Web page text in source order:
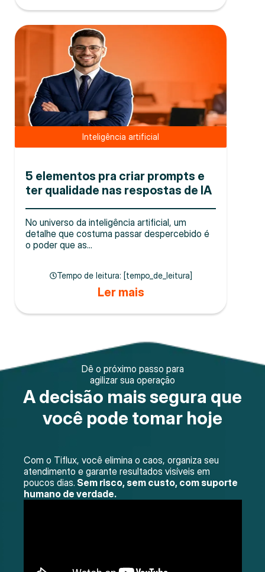
Inteligência artificial
5 elementos pra criar prompts e
ter qualidade nas respostas de IA
No universo da inteligência artificial, um
detalhe que costuma passar despercebido é
o poder que as...
Tempo de leitura: [tempo_de_leitura]
Ler mais
Dê o próximo passo para
agilizar sua operação
A decisão mais segura que
você pode tomar hoje
Com o Tiflux, você elimina o caos, organiza seu
atendimento e garante resultados visíveis em
poucos dias. Sem risco, sem custo, com suporte
humano de verdade.